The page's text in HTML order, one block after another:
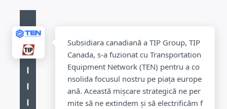
Subsidiara canadiană a TIP Group, TIP
Canada, s-a fuzionat cu Transportation
Equipment Network (TEN) pentru a co
nsolida focusul nostru pe piața europe
ană. Această mișcare strategică ne per
mite să ne extindem și să electrificăm f